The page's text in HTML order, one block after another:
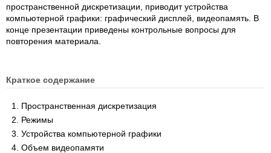
пространственной дискретизации, приводит устройства
компьютерной графики: графический дисплей, видеопамять. В
конце презентации приведены контрольные вопросы для
повторения материала.
Краткое содержание
Пространственная дискретизация
Режимы
Устройства компьютерной графики
Объем видеопамяти